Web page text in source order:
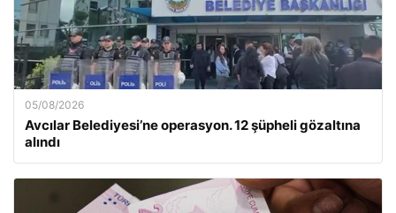
05/08/2026
Avcılar Belediyesi’ne operasyon. 12 şüpheli gözaltına
alındı